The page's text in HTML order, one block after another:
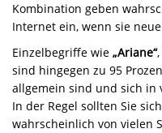
Kombination geben
Internet ein, wenn sie
Einzelbegriffe wie „Ariane“,
sind hingegen zu 95
allgemein sind und sich in
In der Regel sollten Sie
wahrscheinlich von vielen